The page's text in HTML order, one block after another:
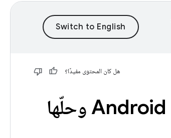
هل كان المحتوى مفيدًا؟